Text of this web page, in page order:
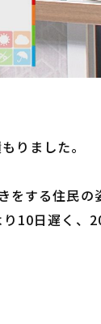
りました。
をする住民の
10日遅く、